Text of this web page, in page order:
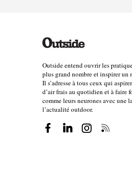
Outside entend ouvrir les
plus grand nombre et inspirer un
Il s’adresse à tous ceux qui
d’air frais au quotidien et à faire
comme leurs neurones avec une
l’actualité outdoor.